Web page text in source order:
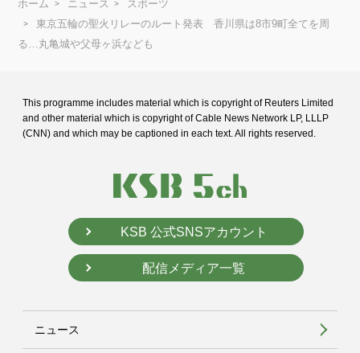
ホーム ニュース
スポーツ
東京五輪の聖火リレーのルート発表 香川県は8市9町全てを周
る…丸亀城や父母ヶ浜なども
This programme includes material which is copyright of Reuters Limited
and other material which is copyright of Cable News Network LP, LLLP
(CNN) and which may be captioned in each text. All rights reserved.
KSB 公式SNSアカウント
配信メディア一覧
ニュース